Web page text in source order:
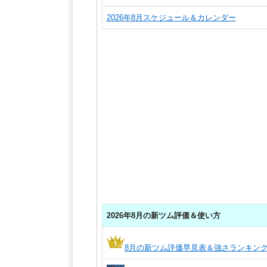
2026年8月スケジュール＆カレンダー
2026年8月の新ツム評価＆使い方
8月の新ツム評価早見表＆強さランキン